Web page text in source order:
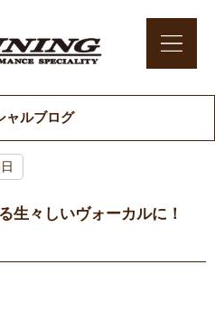
ャルブログ
生々しいヴォーカルに！